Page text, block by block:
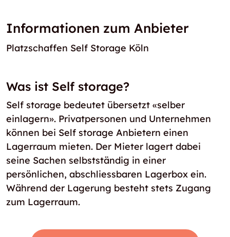
Informationen zum Anbieter
Platzschaffen Self Storage Köln
Was ist Self storage?
Self storage bedeutet übersetzt «selber
einlagern». Privatpersonen und Unternehmen
können bei Self storage Anbietern einen
Lagerraum mieten. Der Mieter lagert dabei
seine Sachen selbstständig in einer
persönlichen, abschliessbaren Lagerbox ein.
Während der Lagerung besteht stets Zugang
zum Lagerraum.